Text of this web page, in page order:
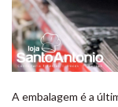
A embalagem é a